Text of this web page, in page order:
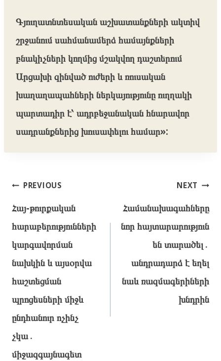
Գյուղատնտեսական աշխատանքների ակտիվ
շրջանում սահմանամերձ համայնքների
բնակիչների կողմից մշակվող դաշտերում
Արցախի զինված ուժերի և ռուսական
խաղաղապահների ներկայությունը ուղղակի
պարտադիր է՝ ադրբեջանական հնարավոր
սադրանքներից խուսափելու համար»:
Post
PREVIOUS
Հայ-թուրքական
հարաբերությունների
կարգավորման
նախկին և այսօրվա
հաշտեցման
պրոցեսների միջև
ընդհանուր ոչինչ
չկա․
միջազգայնագետ
NEXT
Համանախագահները
նոր հայտարարություն
են տարածել․
անդրադարձ է եղել
նաև ռազմագերիների
խնդրին